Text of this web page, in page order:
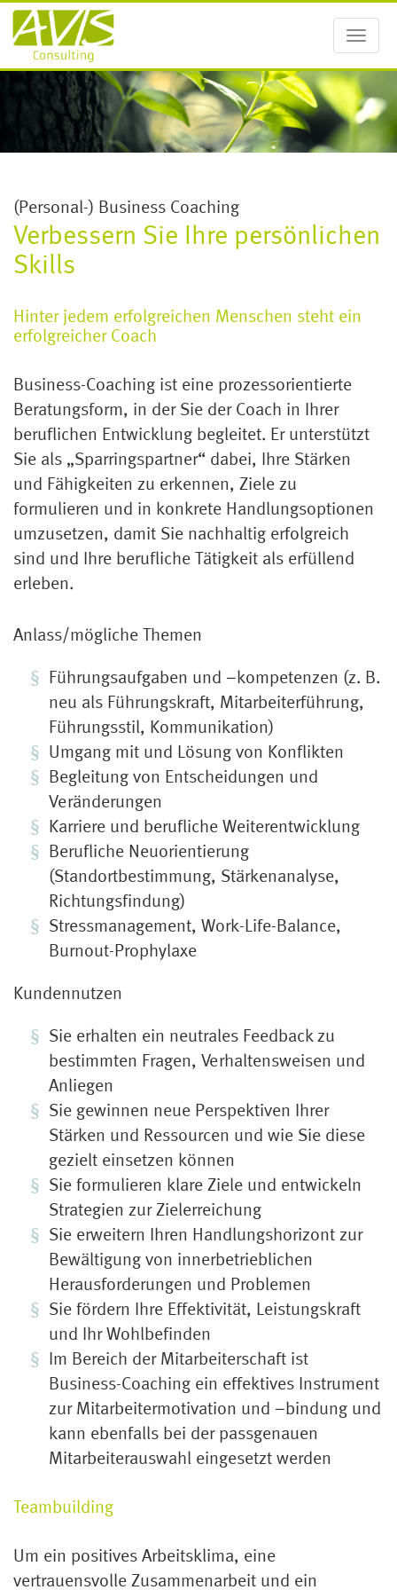
Toggle
(Personal-) Business Coaching
Verbessern Sie Ihre persönlichen
Skills
Hinter jedem erfolgreichen Menschen steht ein
erfolgreicher Coach
Business-Coaching ist eine prozessorientierte
Beratungsform, in der Sie der Coach in Ihrer
beruflichen Entwicklung begleitet. Er unterstützt
Sie als „Sparringspartner“ dabei, Ihre Stärken
und Fähigkeiten zu erkennen, Ziele zu
formulieren und in konkrete Handlungsoptionen
umzusetzen, damit Sie nachhaltig erfolgreich
sind und Ihre berufliche Tätigkeit als erfüllend
erleben.
Anlass/mögliche Themen
Führungsaufgaben und –kompetenzen (z. B.
neu als Führungskraft, Mitarbeiterführung,
Führungsstil, Kommunikation)
Umgang mit und Lösung von Konflikten
Begleitung von Entscheidungen und
Veränderungen
Karriere und berufliche Weiterentwicklung
Berufliche Neuorientierung
(Standortbestimmung, Stärkenanalyse,
Richtungsfindung)
Stressmanagement, Work-Life-Balance,
Burnout-Prophylaxe
Kundennutzen
Sie erhalten ein neutrales Feedback zu
bestimmten Fragen, Verhaltensweisen und
Anliegen
Sie gewinnen neue Perspektiven Ihrer
Stärken und Ressourcen und wie Sie diese
gezielt einsetzen können
Sie formulieren klare Ziele und entwickeln
Strategien zur Zielerreichung
Sie erweitern Ihren Handlungshorizont zur
Bewältigung von innerbetrieblichen
Herausforderungen und Problemen
Sie fördern Ihre Effektivität, Leistungskraft
und Ihr Wohlbefinden
Im Bereich der Mitarbeiterschaft ist
Business-Coaching ein effektives Instrument
zur Mitarbeitermotivation und –bindung und
kann ebenfalls bei der passgenauen
Mitarbeiterauswahl eingesetzt werden
Teambuilding
Um ein positives Arbeitsklima, eine
vertrauensvolle Zusammenarbeit und ein